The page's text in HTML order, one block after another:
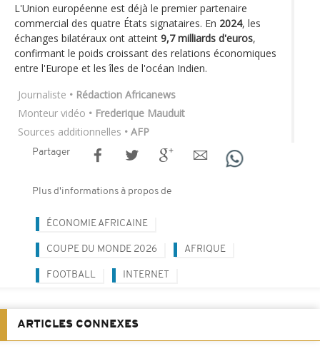
L'Union européenne est déjà le premier partenaire
commercial des quatre États signataires. En 2024, les
échanges bilatéraux ont atteint 9,7 milliards d'euros,
confirmant le poids croissant des relations économiques
entre l'Europe et les îles de l'océan Indien.
Journaliste • Rédaction Africanews
Monteur vidéo • Frederique Mauduit
Sources additionnelles • AFP
Partager
Plus d'informations à propos de
ÉCONOMIE AFRICAINE
COUPE DU MONDE 2026 AFRIQUE
FOOTBALL INTERNET
ARTICLES CONNEXES